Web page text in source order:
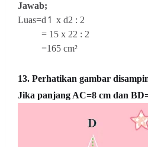
Jawab;
Luas=d↿ x d2 : 2
= 15 x 22 : 2
=165 cm²
13. Perhatikan gambar
Jika panjang AC=8 cm dan